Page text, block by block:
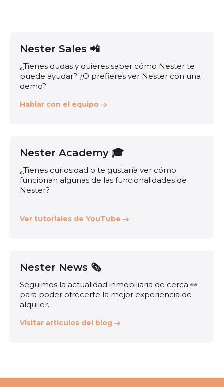
Nester Sales 📲
¿Tienes dudas y quieres saber cómo Nester te
puede ayudar? ¿O prefieres ver Nester con una
demo?
Hablar con el equipo
Nester Academy 🎓
¿Tienes curiosidad o te gustaría ver cómo
funcionan algunas de las funcionalidades de
Nester?
Ver tutoriales de YouTube
Nester News 🗞️
Seguimos la actualidad inmobiliaria de cerca 👀
para poder ofrecerte la mejor experiencia de
alquiler.
Visitar artículos del blog